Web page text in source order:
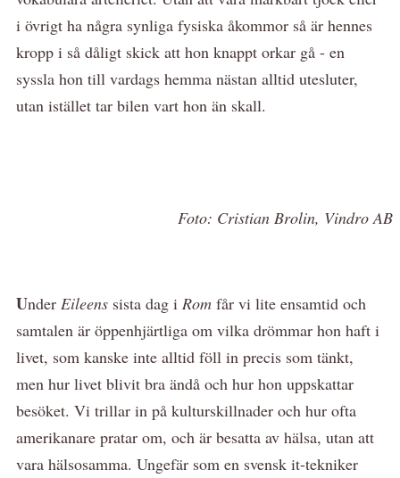
i övrigt ha några synliga fysiska åkommor så är hennes
kropp i så dåligt skick att hon knappt orkar gå - en
syssla hon till vardags hemma nästan alltid utesluter,
utan istället tar bilen vart hon än skall.
Foto: Cristian Brolin, Vindro AB
Under Eileens sista dag i Rom får vi lite ensamtid och
samtalen är öppenhjärtliga om vilka drömmar hon haft i
livet, som kanske inte alltid föll in precis som tänkt,
men hur livet blivit bra ändå och hur hon uppskattar
besöket. Vi trillar in på kulturskillnader och hur ofta
amerikanare pratar om, och är besatta av hälsa, utan att
vara hälsosamma. Ungefär som en svensk it-tekniker